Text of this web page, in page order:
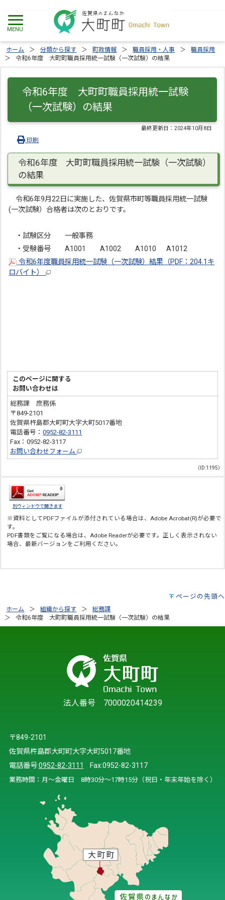
ホーム 分類から探す 町政情報 職員採用・人事
職員採用
令和6年度 大町町職員採用統一試験（一次試験）の結果
令和6年度 大町町職員採用統一試験
（一次試験）の結果
最終更新日：2024年10月8日
印刷
令和6年度 大町町職員採用統一試験（一次試験）
の結果
令和6年9月22日に実施した、佐賀県市町等職員採用統一試験
(一次試験）合格者は次のとおりです。
・試験区分 一般事務
・受験番号 A1001 A1002 A1010 A1012
令和6年度職員採用統一試験（一次試験）結果（PDF：204.1キ
ロバイト）
このページに関する
お問い合わせは
総務課 庶務係
〒849-2101
佐賀県杵島郡大町町大字大町5017番地
電話番号：0952-82-3111
Fax：0952-82-3117
お問い合わせフォーム
（ID:1195）
別ウィンドウで開きます
※資料としてPDFファイルが添付されている場合は、Adobe Acrobat(R)が必要で
す。
PDF書類をご覧になる場合は、Adobe Readerが必要です。正しく表示されない
場合、最新バージョンをご利用ください。
ページの先頭へ
ホーム 組織から探す
総務課
令和6年度 大町町職員採用統一試験（一次試験）の結果
法人番号 7000020414239
〒849-2101
佐賀県杵島郡大町町大字大町5017番地
電話番号:0952-82-3111 Fax:0952-82-3117
業務時間：月～金曜日 8時30分～17時15分（祝日・年末年始を除く）